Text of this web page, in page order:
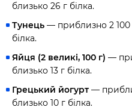
близько 26 г білка.
Тунець — приблизно 2 100
білка.
Яйця (2 великі, 100 г) —
близько 13 г білка.
Грецький йогурт—
близько 10 г білка.